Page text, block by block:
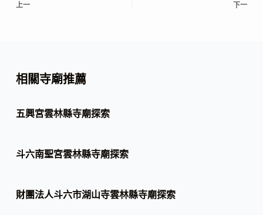
上一 下一
相關寺廟推薦
五興宮雲林縣寺廟探索
斗六南聖宮雲林縣寺廟探索
財團法人斗六市湖山寺雲林縣寺廟探索